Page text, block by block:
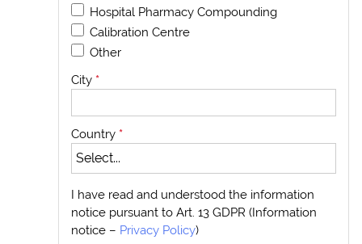
Hospital Pharmacy Compounding
Calibration Centre
Other
City *
Country *
I have read and understood the information
notice pursuant to Art. 13 GDPR (Information
notice – Privacy Policy)